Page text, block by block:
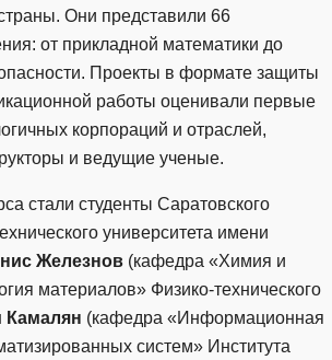
Они представили 66
от прикладной математики до
Проекты в формате защиты
работы оценивали первые
корпораций и отраслей,
и ведущие ученые.
стали студенты Саратовского
университета имени
Железнов (кафедра «Химия и
материалов» Физико-технического
Камалян (кафедра «Информационная
систем» Института